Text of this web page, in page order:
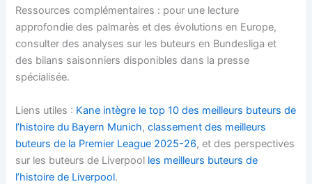
Ressources complémentaires : pour une lecture
approfondie des palmarès et des évolutions en Europe,
consulter des analyses sur les buteurs en Bundesliga et
des bilans saisonniers disponibles dans la presse
spécialisée.
Liens utiles : Kane intègre le top 10 des meilleurs buteurs de
l’histoire du Bayern Munich,classement des meilleurs
buteurs de la Premier League 2025-26, et des perspectives
sur les buteurs de Liverpool les meilleurs buteurs de
l’histoire de Liverpool.